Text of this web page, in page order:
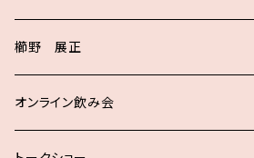
櫛野 展正
オンライン飲み会